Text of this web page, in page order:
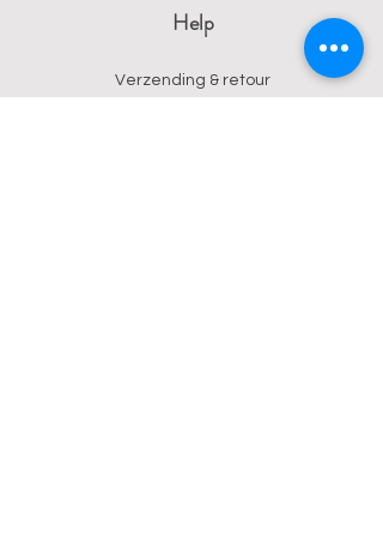
Help
Verzending & retour